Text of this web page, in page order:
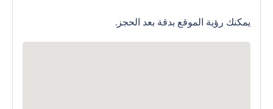
يمكنك رؤية الموقع بدقة بعد الحجز.